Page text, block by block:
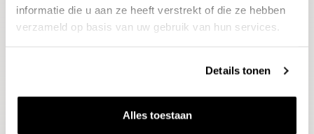
informatie die u aan ze heeft verstrekt of die ze hebben
verzameld op basis van uw gebruik van hun services.
Details tonen
Alles toestaan
Aanmelden